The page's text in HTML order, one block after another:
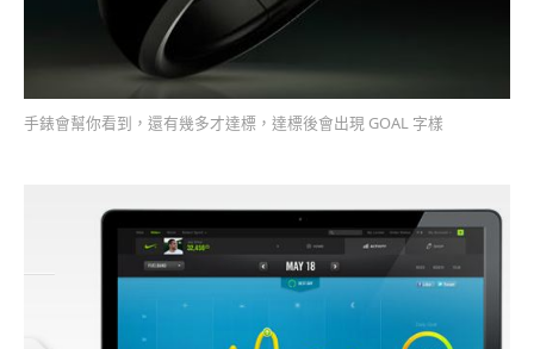
手錶會幫你看到，還有幾多才達標，達標後會出現 GOAL 字樣